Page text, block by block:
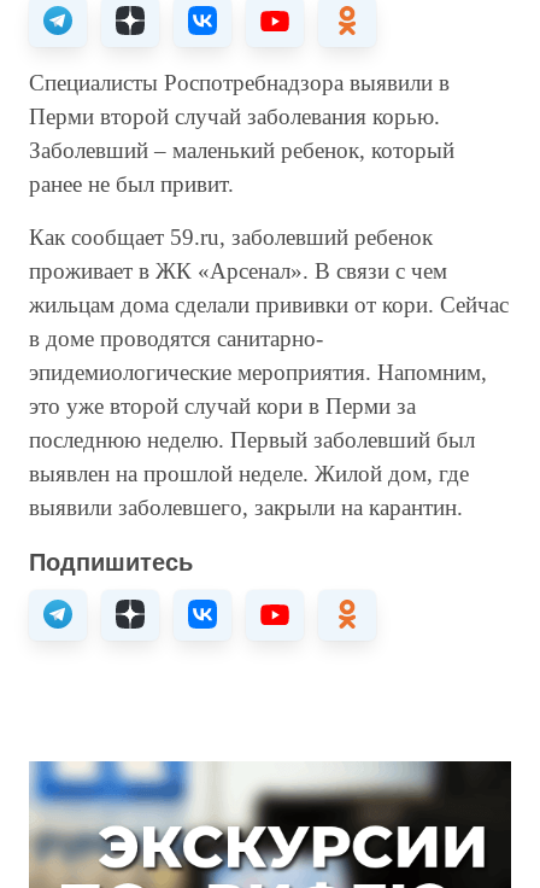
Специалисты Роспотребнадзора выявили в
Перми второй случай заболевания корью.
Заболевший – маленький ребенок, который
ранее не был привит.
Как сообщает 59.ru, заболевший ребенок
проживает в ЖК «Арсенал». В связи с чем
жильцам дома сделали прививки от кори. Сейчас
в доме проводятся санитарно-
эпидемиологические мероприятия. Напомним,
это уже второй случай кори в Перми за
последнюю неделю. Первый заболевший был
выявлен на прошлой неделе. Жилой дом, где
выявили заболевшего, закрыли на карантин.
Подпишитесь